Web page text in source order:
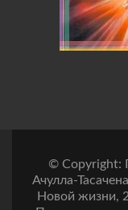
© Copyright:
Ачулла-
Новой жизни,